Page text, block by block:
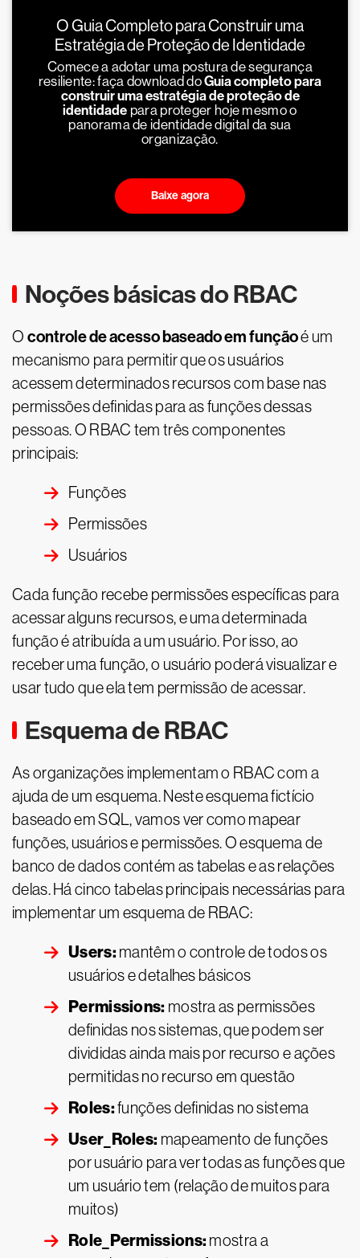
O Guia Completo para Construir uma
Estratégia de Proteção de Identidade
Comece a adotar uma postura de segurança
resiliente: faça download doGuia completo para
construir uma estratégia de proteção de
identidade para proteger hoje mesmo o
panorama de identidade digital da sua
organização.
Baixe agora
Noções básicas do RBAC
O controle de acesso baseado em funçãoé um
mecanismo para permitir que os usuários
acessem determinados recursos com base nas
permissões definidas para as funções dessas
pessoas. O RBAC tem três componentes
principais:
Funções
Permissões
Usuários
Cada função recebe permissões específicas para
acessar alguns recursos, e uma determinada
função é atribuída a um usuário. Por isso, ao
receber uma função, o usuário poderá visualizar e
usar tudo que ela tem permissão de acessar.
Esquema de RBAC
As organizações implementam o RBAC com a
ajuda de um esquema. Neste esquema fictício
baseado em SQL, vamos ver como mapear
funções, usuários e permissões. O esquema de
banco de dados contém as tabelas e as relações
delas. Há cinco tabelas principais necessárias para
implementar um esquema de RBAC:
Users:mantêm o controle de todos os
usuários e detalhes básicos
Permissions: mostra as permissões
definidas nos sistemas, que podem ser
divididas ainda mais por recurso e ações
permitidas no recurso em questão
Roles:funções definidas no sistema
User_Roles: mapeamento de funções
por usuário para ver todas as funções que
um usuário tem (relação de muitos para
muitos)
Role_Permissions:mostra a